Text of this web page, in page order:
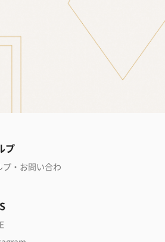
プ
プ・お問い合わ